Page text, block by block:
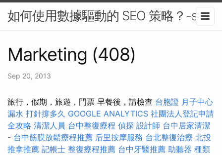
如何使用數據驅動的 SEO 策略？-seo
Marketing (408)
Sep 20, 2013
旅行，假期，旅遊，門票 早餐後，請檢查 台胞證 月子中心
漏水 打針撐多久 GOOGLE ANALYTICS 社團法人登記申請
全攻略 清潔人員 台中整復療程 偵探 設計師 台中居家清潔
- 台中筋膜放鬆療程推薦 后里按摩服務 台北整復治療 北投
推拿推薦 記帳士 整復療程推薦 台中牙醫推薦 助聽器 種類